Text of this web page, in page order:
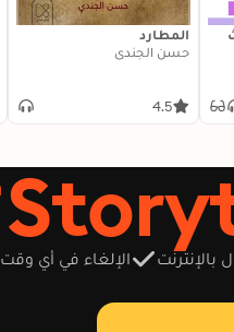
المطارد
حسن الجندي
4.5
بالإنترنت الإلغاء في أي وقت